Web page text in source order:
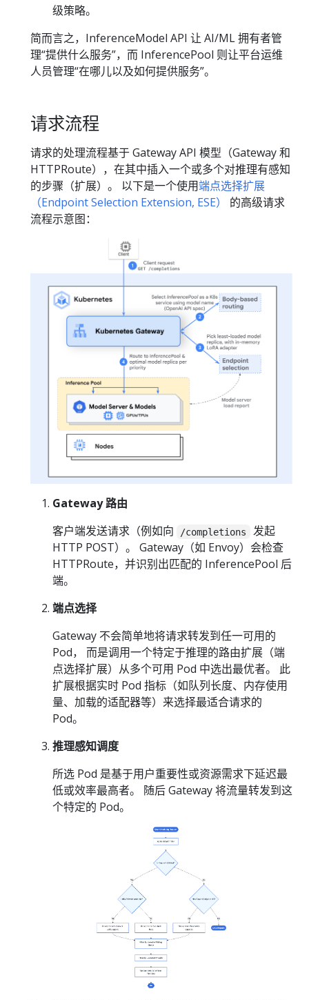
级策略。
简而言之，InferenceModel API 让 AI/ML 拥有者管
理“提供什么服务”，而 InferencePool 则让平台运维
人员管理“在哪儿以及如何提供服务”。
请求流程
请求的处理流程基于 Gateway API 模型（Gateway 和
HTTPRoute），在其中插入一个或多个对推理有感知
的步骤（扩展）。 以下是一个使用端点选择扩展
（Endpoint Selection Extension, ESE）
的高级请求
流程示意图：
Gateway 路由
客户端发送请求（例如向
/completions
发起
HTTP POST）。 Gateway（如 Envoy）会检查
HTTPRoute，并识别出匹配的 InferencePool 后
端。
端点选择
Gateway 不会简单地将请求转发到任一可用的
Pod， 而是调用一个特定于推理的路由扩展（端
点选择扩展）从多个可用 Pod 中选出最优者。 此
扩展根据实时 Pod 指标（如队列长度、内存使用
量、加载的适配器等）来选择最适合请求的
Pod。
推理感知调度
所选 Pod 是基于用户重要性或资源需求下延迟最
低或效率最高者。 随后 Gateway 将流量转发到这
个特定的 Pod。